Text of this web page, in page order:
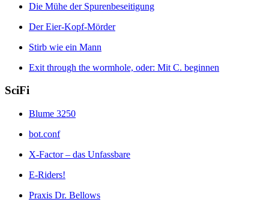
Die Mühe der Spurenbeseitigung
Der Eier-Kopf-Mörder
Stirb wie ein Mann
Exit through the wormhole, oder: Mit C. beginnen
SciFi
Blume 3250
bot.conf
X-Factor – das Unfassbare
E-Riders!
Praxis Dr. Bellows